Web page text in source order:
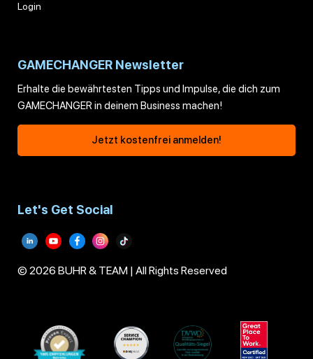
Login
GAMECHANGER Newsletter
Erhalte die bewährtesten Tipps und Impulse, die dich zum
GAMECHANGER in deinem Business machen!
Jetzt kostenfrei anmelden!
Let's Get Social
© 2026 BUHR & TEAM | All Rights Reserved